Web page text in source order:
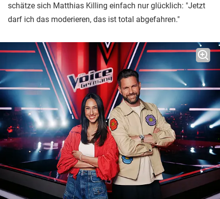
schätze sich Matthias Killing einfach nur glücklich: "Jetzt
darf ich das moderieren, das ist total abgefahren."